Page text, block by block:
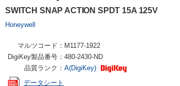
SWITCH SNAP ACTION SPDT 15A 125V
Honeywell
マルツコード： M1177-1922
DigiKey製品番号： 480-2430-ND
品質ランク： A(DigiKey)
データシート